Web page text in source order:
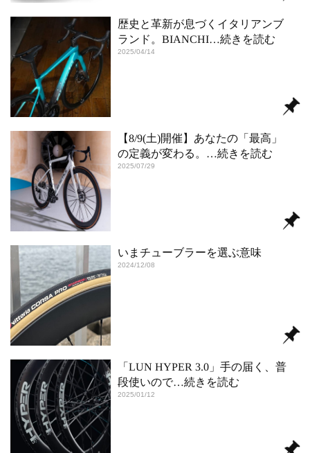
歴史と革新が息づくイタリアンブ
ランド。BIANCHI…続きを読む
2025/04/14
【8/9(土)開催】あなたの「最高」
の定義が変わる。 …続きを読む
2025/07/29
いまチューブラーを選ぶ意味
2024/12/08
「LUN HYPER 3.0」手の届く、普
段使いので…続きを読む
2025/01/12